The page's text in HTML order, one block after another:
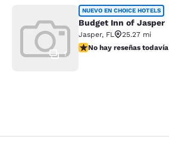
Budget Inn of Jasper
1
NUEVO EN CHOICE HOTELS
Budget Inn of Jasper
Jasper, FL
25.27 mi
No hay reseñas todavía
No hay reseñas todavía